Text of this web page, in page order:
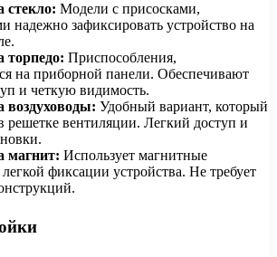
стекло: Модели с присосками,
надежно зафиксировать устройство на
торпедо: Приспособления,
на приборной панели. Обеспечивают
и четкую видимость.
воздуховоды: Удобный вариант, который
решетке вентиляции. Легкий доступ и
магнит: Использует магнитные
фиксации устройства. Не требует